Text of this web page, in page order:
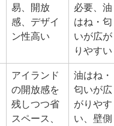
易、開放
感、デザイ
ン性高い
必要、油
はね・匂
いが広が
りやすい
アイランド
の開放感を
残しつつ省
スペース、
油はね・
匂いが広
がりやす
い、壁側